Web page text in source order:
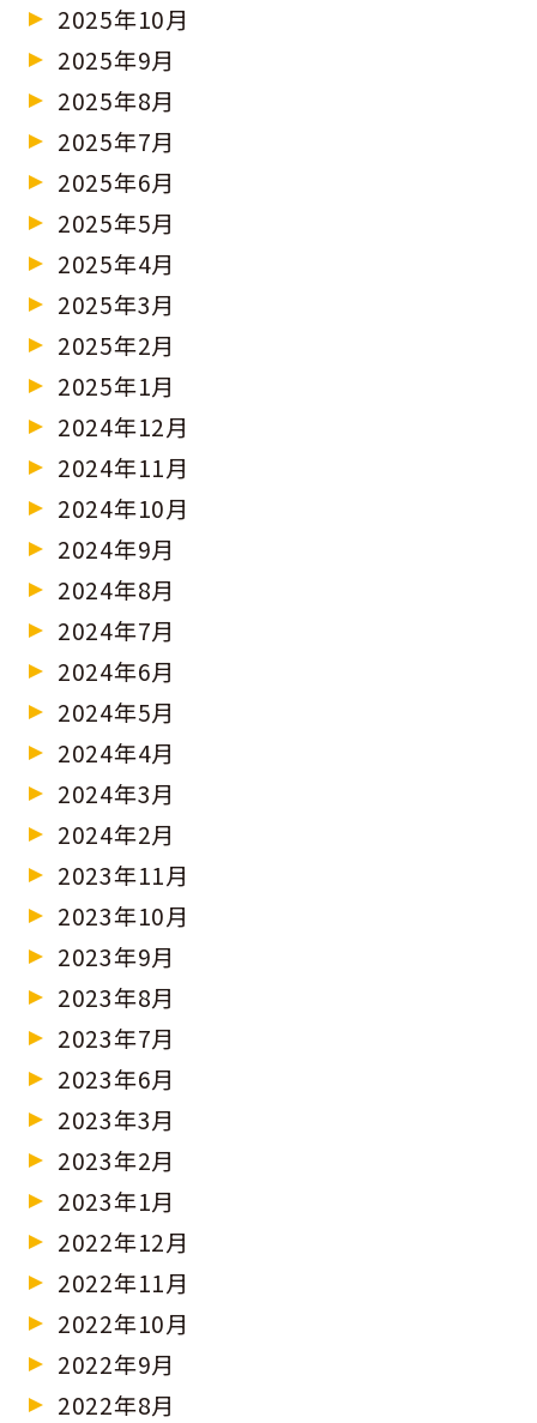
2025年10月
2025年9月
2025年8月
2025年7月
2025年6月
2025年5月
2025年4月
2025年3月
2025年2月
2025年1月
2024年12月
2024年11月
2024年10月
2024年9月
2024年8月
2024年7月
2024年6月
2024年5月
2024年4月
2024年3月
2024年2月
2023年11月
2023年10月
2023年9月
2023年8月
2023年7月
2023年6月
2023年3月
2023年2月
2023年1月
2022年12月
2022年11月
2022年10月
2022年9月
2022年8月